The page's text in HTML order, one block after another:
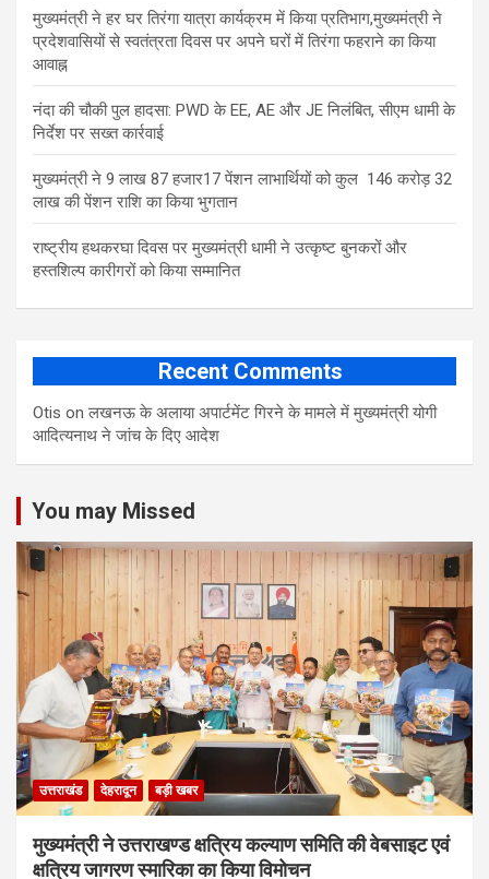
मुख्यमंत्री ने हर घर तिरंगा यात्रा कार्यक्रम में किया प्रतिभाग,मुख्यमंत्री ने
प्रदेशवासियों से स्वतंत्रता दिवस पर अपने घरों में तिरंगा फहराने का किया
आवाह्न
नंदा की चौकी पुल हादसा: PWD के EE, AE और JE निलंबित, सीएम धामी के
निर्देश पर सख्त कार्रवाई
मुख्यमंत्री ने 9 लाख 87 हजार17 पेंशन लाभार्थियों को कुल 146 करोड़ 32
लाख की पेंशन राशि का किया भुगतान
राष्ट्रीय हथकरघा दिवस पर मुख्यमंत्री धामी ने उत्कृष्ट बुनकरों और
हस्तशिल्प कारीगरों को किया सम्मानित
Recent Comments
Otis onलखनऊ के अलाया अपार्टमेंट गिरने के मामले में मुख्‍यमंत्री योगी
आद‍ित्‍यनाथ ने जांच के द‍िए आदेश
You may Missed
उत्तराखंड देहरादून बड़ी खबर
मुख्यमंत्री ने उत्तराखण्ड क्षत्रिय कल्याण समिति की वेबसाइट एवं
क्षत्रिय जागरण स्मारिका का किया विमोचन